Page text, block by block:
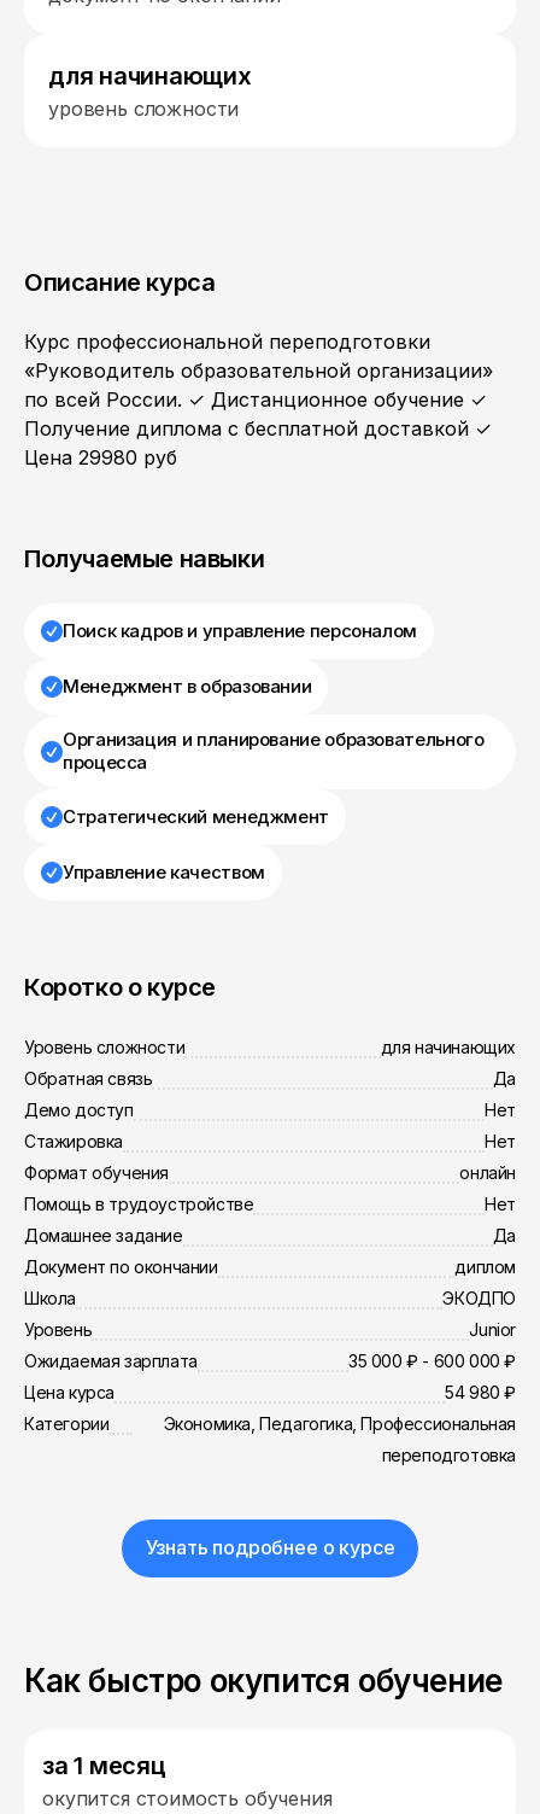
для начинающих
уровень сложности
Описание курса
Курс профессиональной переподготовки
«Руководитель образовательной организации»
по всей России. ✓ Дистанционное обучение ✓
Получение диплома с бесплатной доставкой ✓
Цена 29980 руб
Получаемые навыки
Поиск кадров и управление персоналом
Менеджмент в образовании
Организация и планирование образовательного
процесса
Стратегический менеджмент
Управление качеством
Коротко о курсе
Уровень сложности
для начинающих
Обратная связь
Да
Демо доступ
Нет
Стажировка
Нет
Формат обучения
онлайн
Помощь в трудоустройстве
Нет
Домашнее задание
Да
Документ по окончании
диплом
Школа
ЭКОДПО
Уровень
Junior
Ожидаемая зарплата
35 000 ₽ - 600 000 ₽
Цена курса
54 980 ₽
Категории
Экономика, Педагогика, Профессиональная
переподготовка
Узнать подробнее о курсе
Как быстро окупится обучение
за 1 месяц
окупится стоимость обучения